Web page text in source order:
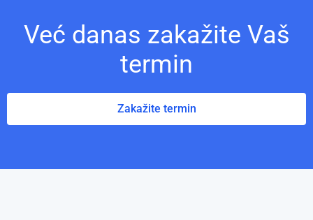
Već danas zakažite Vaš
termin
Zakažite termin